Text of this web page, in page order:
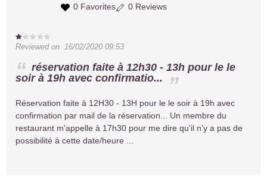
0 Favorites
0 Reviews
Reviewed on16/02/2020 09:53
réservation faite à 12h30 - 13h pour le le
soir à 19h avec confirmatio...
Réservation faite à 12H30 - 13H pour le le soir à 19h avec
confirmation par mail de la réservation... Un membre du
restaurant m'appelle à 17h30 pour me dire qu'il n'y a pas de
possibilité à cette date/heure ...